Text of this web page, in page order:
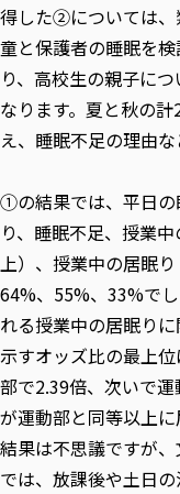
得した②については、
童と保護者の睡眠を
り、高校生の親子に
なります。夏と秋の
え、睡眠不足の理由
①の結果では、平日の
り、睡眠不足、授業
上）、授業中の居眠
64%、55%、33%で
れる授業中の居眠り
示すオッズ比の最上
部で2.39倍、次いで
が運動部と同等以上
結果は不思議ですが
では、放課後や土日